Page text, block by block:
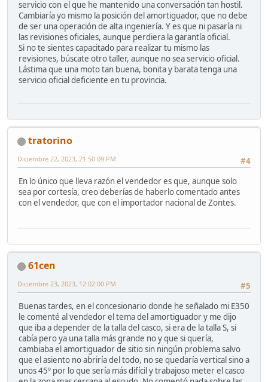
servicio con el que he mantenido una conversación tan hostil.
Cambiaría yo mismo la posición del amortiguador, que no debe
de ser una operación de alta ingeniería. Y es que ni pasaría ni
las revisiones oficiales, aunque perdiera la garantía oficial.
Si no te sientes capacitado para realizar tu mismo las
revisiones, búscate otro taller, aunque no sea servicio oficial.
Lástima que una moto tan buena, bonita y barata tenga una
servicio oficial deficiente en tu provincia.
tratorino
#4
Diciembre 22, 2023, 21:50:09 PM
En lo único que lleva razón el vendedor es que, aunque solo
sea por cortesía, creo deberías de haberlo comentado antes
con el vendedor, que con el importador nacional de Zontes.
61cen
#5
Diciembre 23, 2023, 12:02:00 PM
Buenas tardes, en el concesionario donde he señalado mi E350
le comenté al vendedor el tema del amortiguador y me dijo
que iba a depender de la talla del casco, si era de la talla S, si
cabía pero ya una talla más grande no y que si quería,
cambiaba el amortiguador de sitio sin ningún problema salvo
que el asiento no abriría del todo, no se quedaría vertical sino a
unos 45º por lo que sería más difícil y trabajoso meter el casco